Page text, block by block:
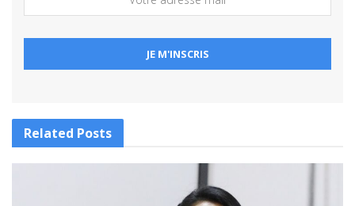
Related Posts